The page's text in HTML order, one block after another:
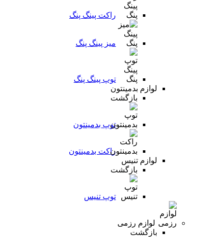
راکت پینگ پنگ
میز پینگ پنگ
توپ پینگ پنگ
لوازم بدمینتون
بازگشت
توپ بدمینتون
راکت بدمینتون
لوازم تنیس
بازگشت
توپ تنیس
لوازم رزمی
بازگشت